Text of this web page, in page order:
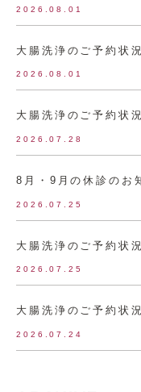
2026.08.01
大腸洗浄のご予約状
2026.08.01
大腸洗浄のご予約状
2026.07.28
8月・9月の休診のお
2026.07.25
大腸洗浄のご予約状
2026.07.25
大腸洗浄のご予約状
2026.07.24